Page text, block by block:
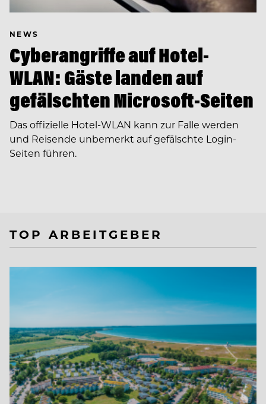
NEWS
Cyberangriffe auf Hotel-
WLAN: Gäste landen auf
gefälschten Microsoft-Seiten
Das offizielle Hotel-WLAN kann zur Falle werden
und Reisende unbemerkt auf gefälschte Login-
Seiten führen.
TOP ARBEITGEBER